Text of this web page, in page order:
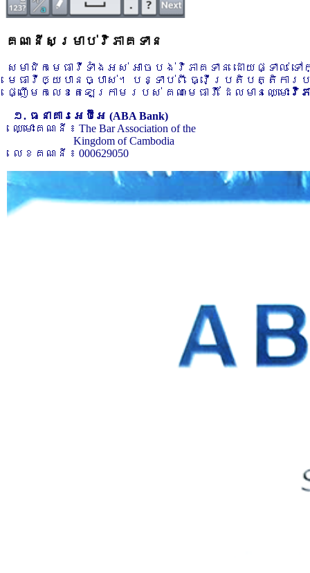
គណនីសម្រាប់វិភាគទាន
សមាជិកមេធាវីទាំងអស់ អាចបង់វិភាគទាន ដោយផ្ទាល់
មេធាវីឲ្យបានច្បាស់។ បន្ទាប់ពី ធ្វើប្រតិបត្តិកា
ផ្ញើមកលេខតេឡេក្រាមរបស់ គណៈមេធាវី ដែលមានឈ្មោះ វិភ
១. ធនាគារអេប៊ីអេ (ABA Bank)
ឈ្មោះគណនី ៖ The Bar Association of the
Kingdom of Cambodia
លេខគណនី ៖ 000629050